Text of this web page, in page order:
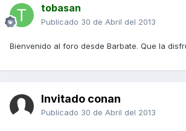
tobasan
Publicado 30 de Abril del 2013
Bienvenido al foro desde Barbate. Que la
Invitado conan
Publicado 30 de Abril del 2013